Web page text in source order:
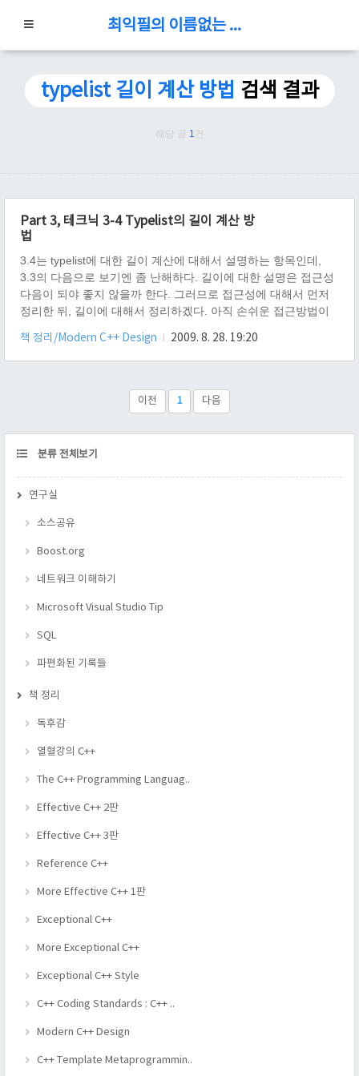
최익필의 이름없는 블로그
typelist 길이 계산 방법 검색 결과
해당 글 1 건
Part 3, 테크닉 3-4 Typelist의 길이 계산 방
법
3.4는 typelist에 대한 길이 계산에 대해서 설명하는 항목인데,
3.3의 다음으로 보기엔 좀 난해하다. 길이에 대한 설명은 접근성
다음이 되야 좋지 않을까 한다. 그러므로 접근성에 대해서 먼저
정리한 뒤, 길이에 대해서 정리하겠다. 아직 손쉬운 접근방법이
는 값이 나와라. 라고 사용법을 정하면 다음과 같이 정의 할 수 있
을 것이다. TYPELIST_3(int, char, int) d3 get( d3 ) = 3; 참으로
int의 값인지 알 길이 없다. 그러므로 이 방법은 사용 할 수 없다.
다시 원점으로 돌아와서 생각을 해보니, 숫자로 지정하면 모호해
책 정리/Modern C++ Design 2009. 8. 28. 19:20
이전 1 다음
CATEGORY
분류 전체보기
연구실
소스공유
Boost.org
네트워크 이해하기
Microsoft Visual Studio Tip
SQL
파편화된 기록들
책 정리
독후감
열혈강의 C++
The C++ Programming Languag..
Effective C++ 2판
Effective C++ 3판
Reference C++
More Effective C++ 1판
Exceptional C++
More Exceptional C++
Exceptional C++ Style
C++ Coding Standards : C++ ..
Modern C++ Design
C++ Template Metaprogrammin..